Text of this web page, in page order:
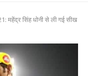
महेंद्र सिंह धोनी से ली गई सीख